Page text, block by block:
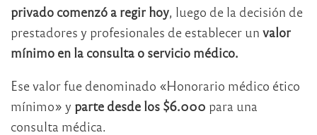
privado comenzó a regir hoy, luego de la decisión de
prestadores y profesionales de establecer un valor
mínimo en la consulta o servicio médico.
Ese valor fue denominado «Honorario médico ético
mínimo» y parte desde los $6.000 para una
consulta médica.